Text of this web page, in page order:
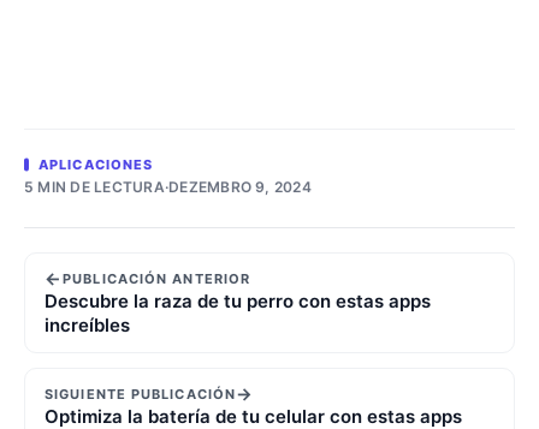
APLICACIONES
5 MIN DE LECTURA·DEZEMBRO 9, 2024
←PUBLICACIÓN ANTERIOR
Descubre la raza de tu perro con estas apps
increíbles
SIGUIENTE PUBLICACIÓN→
Optimiza la batería de tu celular con estas apps